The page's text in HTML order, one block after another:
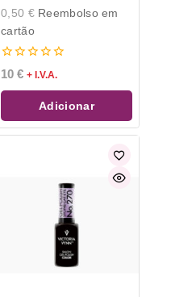
0,50 €Reembolso em
cartão
0
de
5
10 € + I.V.A.
Adicionar